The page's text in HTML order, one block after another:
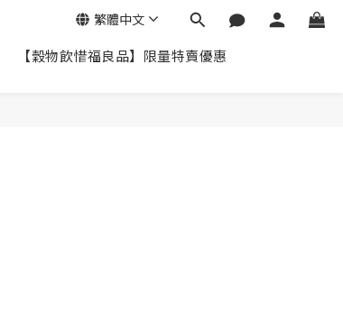
【穀物飲惜福良品】限量特賣優惠
繁體中文